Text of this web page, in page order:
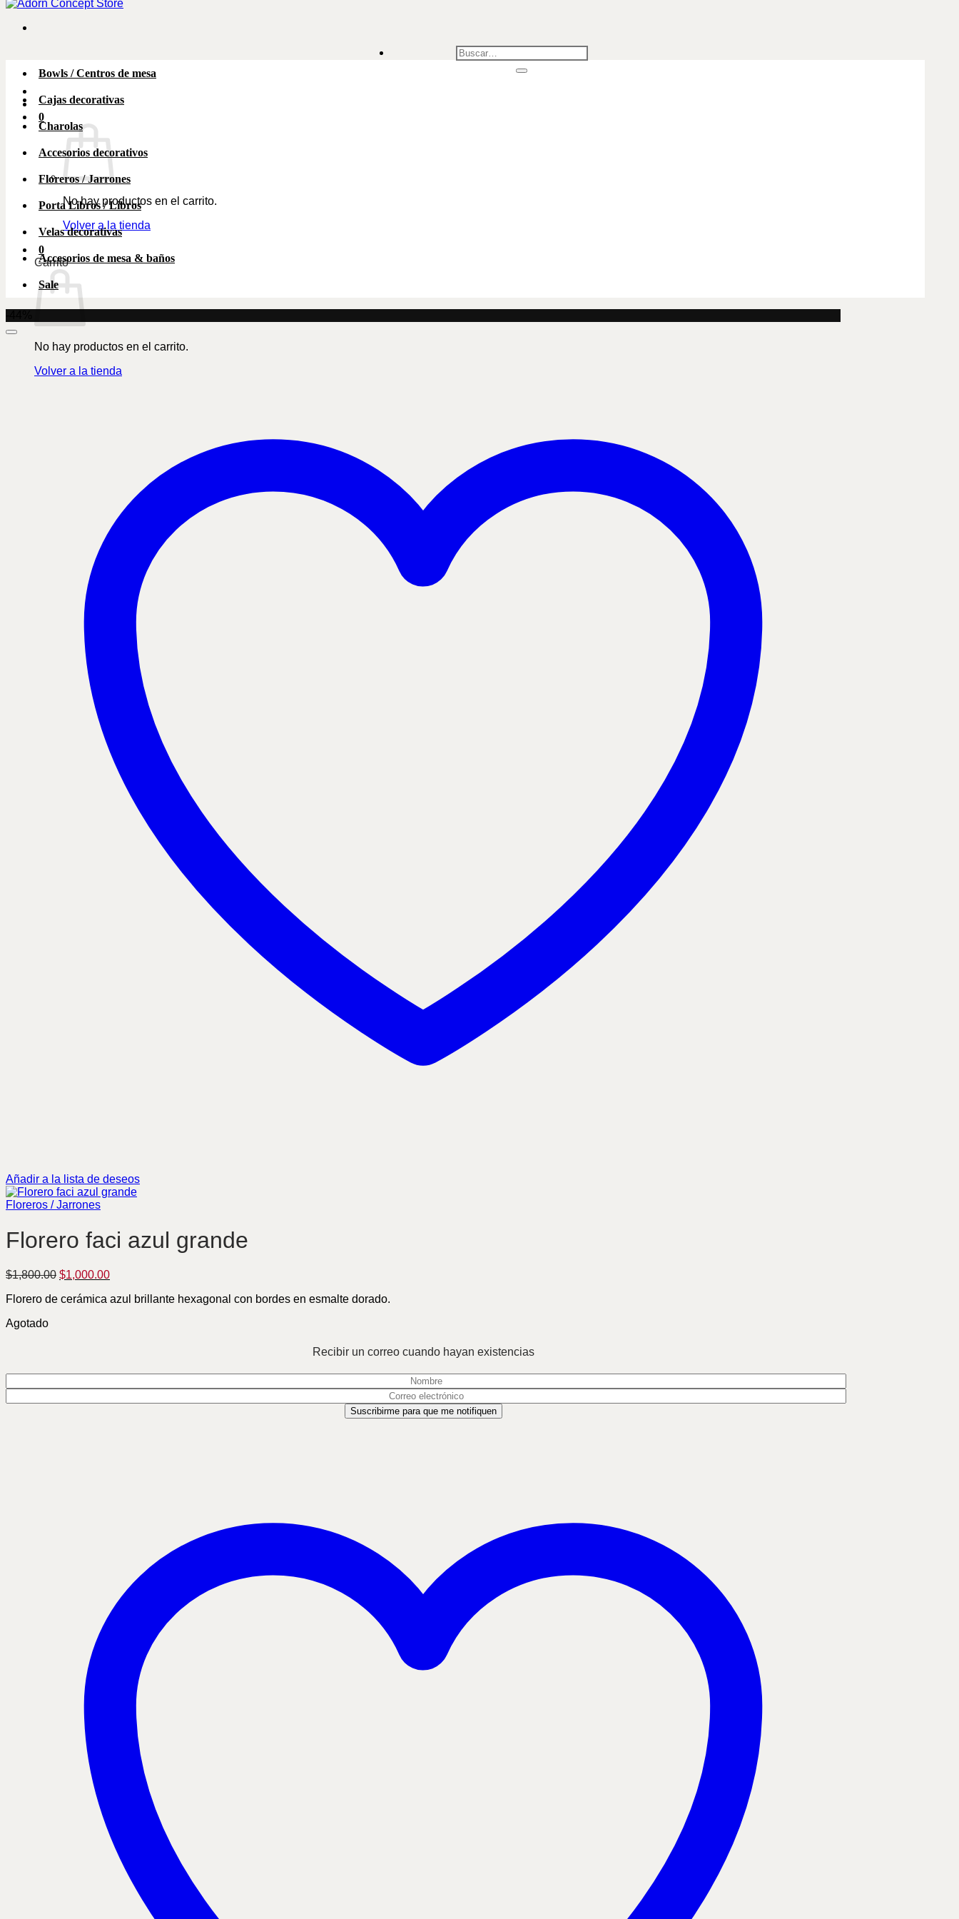
Buscar
por:
0
No hay productos en el carrito.
Volver a la tienda
0
Carrito
No hay productos en el carrito.
Volver a la tienda
Bowls / Centros de mesa
Cajas decorativas
Charolas
Accesorios decorativos
Floreros / Jarrones
Porta Libros / Libros
Velas decorativas
Accesorios de mesa & baños
Sale
Añadir a la lista de deseos
Floreros / Jarrones
Florero faci azul grande
$1,800.00 Original
was:
$1,000.00Current
is:
Florero de cerámica azul brillante hexagonal con bordes en esmalte dorado.
Agotado
Recibir un correo cuando hayan existencias
Suscribirme para que me notifiquen